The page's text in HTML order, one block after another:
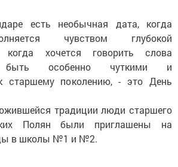
есть необычная дата, когда
чувством глубокой
когда хочется говорить слова
быть особенно чуткими и
старшему поколению, - это День
традиции люди старшего
Полян были приглашены на
в школы №1 и №2.